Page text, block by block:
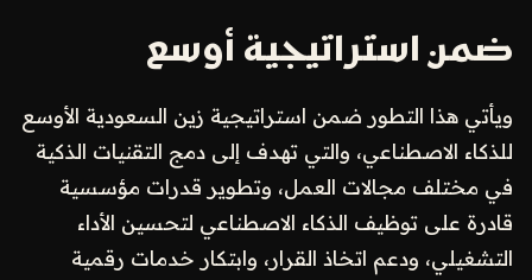
ضمن استراتيجية أوسع
ويأتي هذا التطور ضمن استراتيجية زين السعودية الأوسع
للذكاء الاصطناعي، والتي تهدف إلى دمج التقنيات الذكية
في مختلف مجالات العمل، وتطوير قدرات مؤسسية
قادرة على توظيف الذكاء الاصطناعي لتحسين الأداء
التشغيلي، ودعم اتخاذ القرار، وابتكار خدمات رقمية